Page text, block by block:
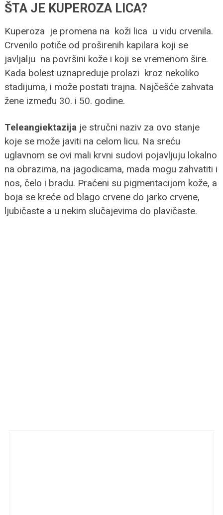
ŠTA JE KUPEROZA LICA?
Kuperoza je promena na koži lica u vidu crvenila.
Crvenilo potiče od proširenih kapilara koji se
javljalju na površini kože i koji se vremenom šire.
Kada bolest uznapreduje prolazi kroz nekoliko
stadijuma, i može postati trajna. Najčešće zahvata
žene između 30. i 50. godine.
Teleangiektazijaje stručni naziv za ovo stanje
koje se može javiti na celom licu. Na sreću
uglavnom se ovi mali krvni sudovi pojavljuju lokalno
na obrazima, na jagodicama, mada mogu zahvatiti i
nos, čelo i bradu. Praćeni su pigmentacijom kože, a
boja se kreće od blago crvene do jarko crvene,
ljubičaste a u nekim slučajevima do plavičaste.